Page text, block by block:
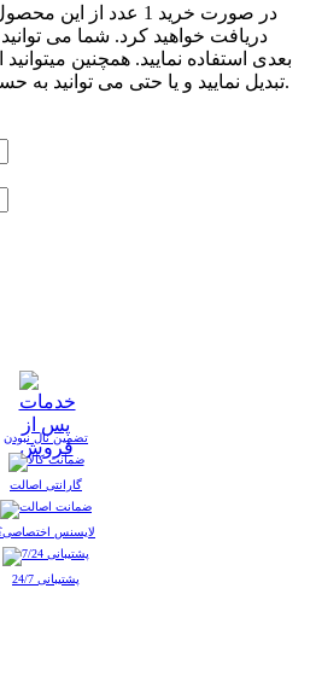
دریافت خواهید کرد. شما می
بعدی استفاده نمایید. همچنین
تبدیل نمایید و یا حتی می توانید به حساب بانکی خود نیز واریز کنید.
تضمین نال نبودن
گارانتی اصالت
لایسنس
پشتیبانی 24/7